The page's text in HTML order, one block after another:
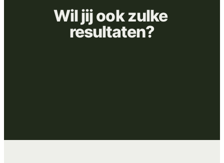
Wiljijookzulke
resultaten?